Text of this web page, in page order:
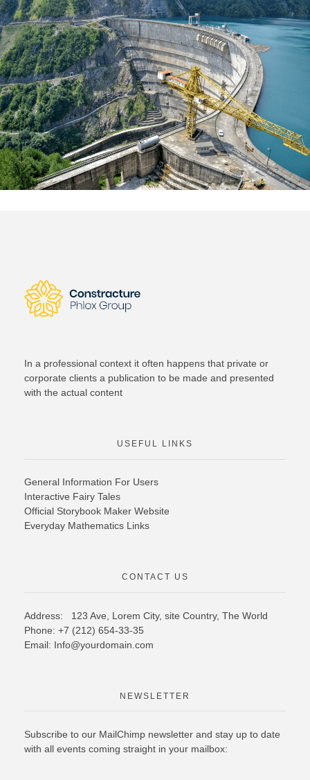
In a professional context it often happens that private or
corporate clients a publication to be made and presented
with the actual content
USEFUL LINKS
General Information For Users
Interactive Fairy Tales
Official Storybook Maker Website
Everyday Mathematics Links
CONTACT US
Address: 123 Ave, Lorem City, site Country, The World
Phone: +7 (212) 654-33-35
Email: Info@yourdomain.com
NEWSLETTER
Subscribe to our MailChimp newsletter and stay up to date
with all events coming straight in your mailbox: